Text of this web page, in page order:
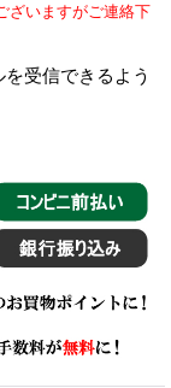
ざいますがご連絡下
受信できるよう